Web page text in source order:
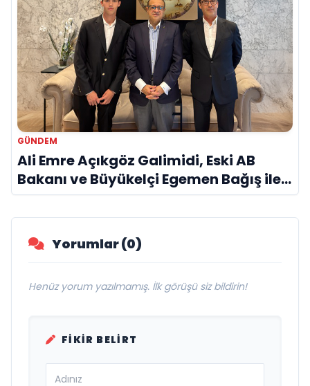
GÜNDEM
Ali Emre Açıkgöz Galimidi, Eski AB
Bakanı ve Büyükelçi Egemen Bağış ile
Bir Araya Geldi
Yorumlar (0)
Henüz yorum yazılmamış. İlk görüşü siz bildirin!
FIKIR BELIRT